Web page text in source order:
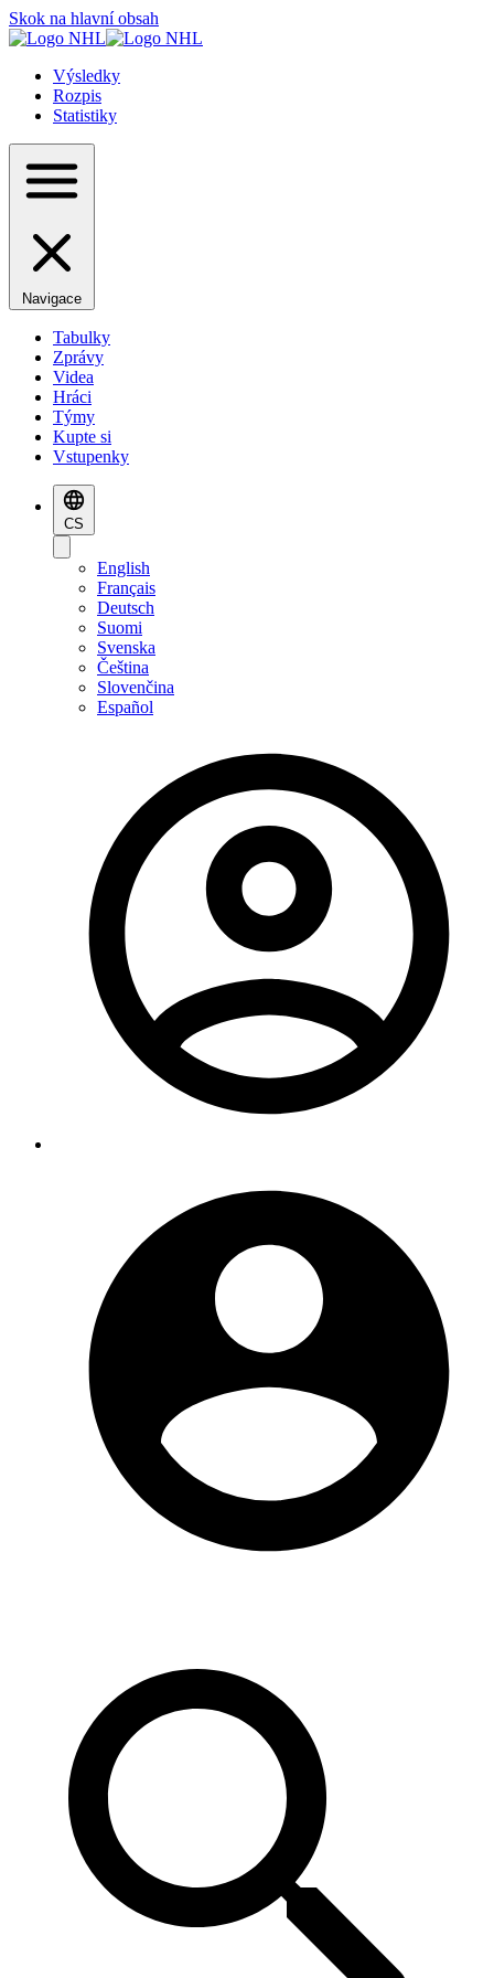
Skok na hlavní obsah
Výsledky
Rozpis
Statistiky
Navigace
Tabulky
Zprávy
Videa
Hráci
Týmy
Kupte si
Vstupenky
CS
English
Français
Deutsch
Suomi
Svenska
Čeština
Slovenčina
Español